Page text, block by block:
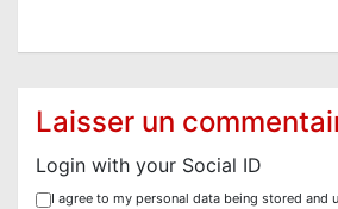
t
d
Laisser un
Login with your Social ID
I agree to my personal data being stored and